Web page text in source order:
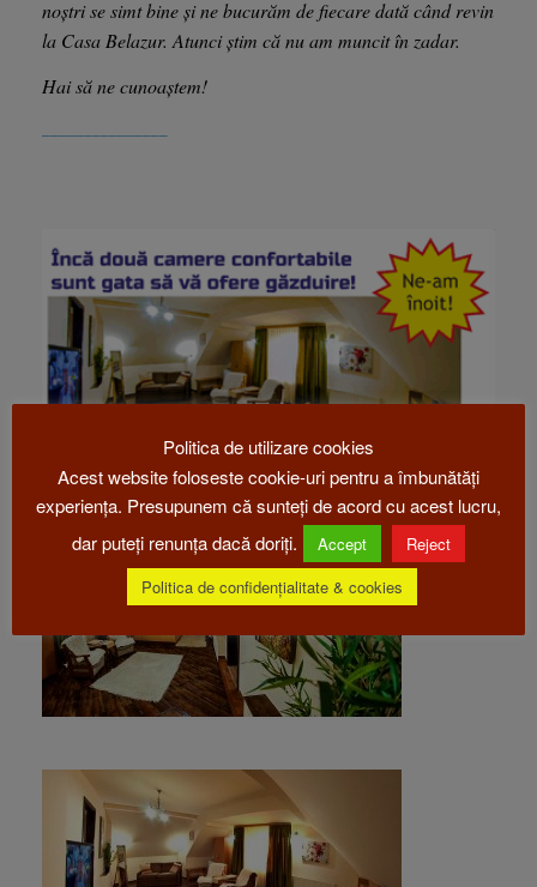
noștri se simt bine și ne bucurăm de fiecare dată când revin
la Casa Belazur. Atunci știm că nu am muncit în zadar.
Hai să ne cunoaștem!
Politica de utilizare cookies
Acest website foloseste cookie-uri pentru a îmbunătăți
experiența. Presupunem că sunteți de acord cu acest lucru,
dar puteți renunța dacă doriți.
Accept
Reject
Politica de confidențialitate & cookies